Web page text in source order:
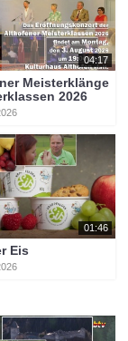
btvon04:17
Meisterklänge
2026
01:46
Eis